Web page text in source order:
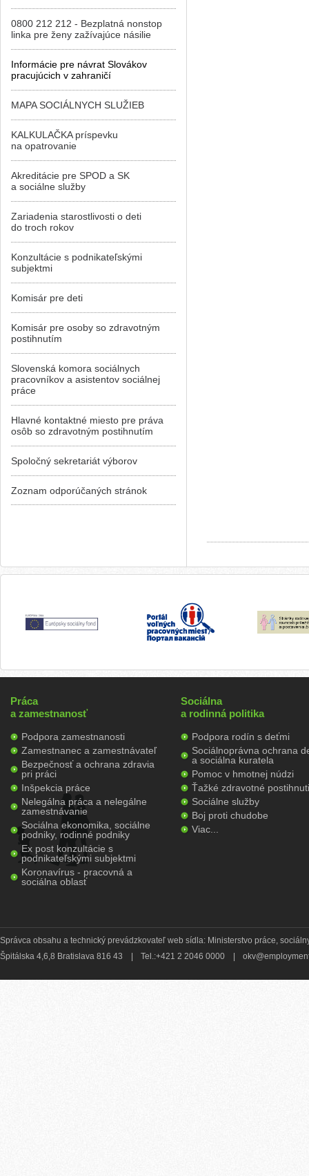
0800 212 212 - Bezplatná nonstop
linka pre ženy zažívajúce násilie
Informácie pre návrat Slovákov
pracujúcich v zahraničí
MAPA SOCIÁLNYCH SLUŽIEB
KALKULAČKA príspevku
na opatrovanie
Akreditácie pre SPOD a SK
a sociálne služby
Zariadenia starostlivosti o deti
do troch rokov
Konzultácie s podnikateľskými
subjektmi
Komisár pre deti
Komisár pre osoby so zdravotným
postihnutím
Slovenská komora sociálnych
pracovníkov a asistentov sociálnej
práce
Hlavné kontaktné miesto pre práva
osôb so zdravotným postihnutím
Spoločný sekretariát výborov
Zoznam odporúčaných stránok
Práca
a zamestnanosť
Podpora zamestnanosti
Zamestnanec a zamestnávateľ
Bezpečnosť a ochrana zdravia
pri práci
Inšpekcia práce
Nelegálna práca a nelegálne
zamestnávanie
Sociálna ekonomika, sociálne
podniky, rodinné podniky
Ex post konzultácie s
podnikateľskými subjektmi
Koronavírus - pracovná a
sociálna oblasť
Sociálna
a rodinná politika
Podpora rodín s deťmi
Sociálnoprávna ochrana
a sociálna kuratela
Pomoc v hmotnej núdzi
Ťažké zdravotné
Sociálne služby
Boj proti chudobe
Viac...
Správca obsahu a technický prevádzkovateľ web sídla: Ministerstvo práce,
Špitálska 4,6,8 Bratislava 816 43
Tel.:+421 2 2046 0000